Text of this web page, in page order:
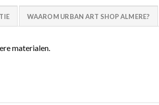
WAAROM URBAN ART SHOP ALMERE?
materialen.